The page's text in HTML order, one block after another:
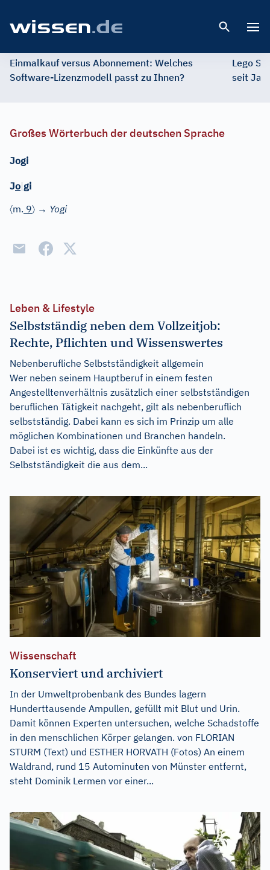
Einmalkauf versus Abonnement: Welches
Software-Lizenzmodell passt zu Ihnen?
Lego
seit
Großes Wörterbuch der deutschen Sprache
Jogi
Jo|gi
〈m. 9〉 → Yogi
Leben & Lifestyle
Selbstständig neben dem Vollzeitjob:
Rechte, Pflichten und Wissenswertes
Nebenberufliche Selbstständigkeit allgemein
Wer neben seinem Hauptberuf in einem festen
Angestelltenverhältnis zusätzlich einer selbstständigen
beruflichen Tätigkeit nachgeht, gilt als nebenberuflich
selbstständig. Dabei kann es sich im Prinzip um alle
möglichen Kombinationen und Branchen handeln.
Dabei ist es wichtig, dass die Einkünfte aus der
Selbstständigkeit die aus dem...
Wissenschaft
Konserviert und archiviert
In der Umweltprobenbank des Bundes lagern
Hunderttausende Ampullen, gefüllt mit Blut und Urin.
Damit können Experten untersuchen, welche Schadstoffe
in den menschlichen Körper gelangen. von FLORIAN
STURM (Text) und ESTHER HORVATH (Fotos) An einem
Waldrand, rund 15 Autominuten von Münster entfernt,
steht Dominik Lermen vor einer...